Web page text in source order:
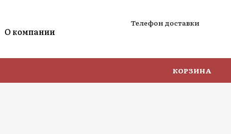
О компании
Телефон доставки
КОРЗИНА